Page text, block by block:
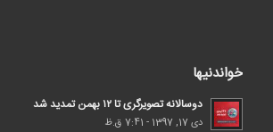
خواندنیها
دوسالانه تصویرگری تا ۱۲ بهمن تمدید شد
دی 17, 1397 - 7:41 ق.ظ